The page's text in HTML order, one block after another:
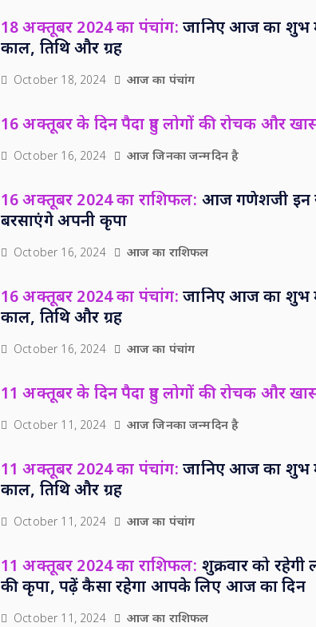
18 अक्तूबर 2024 का पंचांग: जानिए आज का शुभ
काल, तिथि और ग्रह
October 18, 2024 आज का पंचांग
16 अक्तूबर के दिन पैदा हुए लोगों की रोचक और
October 16, 2024 आज जिनका जन्मदिन है
16 अक्तूबर 2024 का राशिफल: आज गणेशजी इन
बरसाएंगे अपनी कृपा
October 16, 2024 आज का राशिफल
16 अक्तूबर 2024 का पंचांग: जानिए आज का शुभ
काल, तिथि और ग्रह
October 16, 2024 आज का पंचांग
11 अक्तूबर के दिन पैदा हुए लोगों की रोचक और
October 11, 2024 आज जिनका जन्मदिन है
11 अक्तूबर 2024 का पंचांग: जानिए आज का शुभ
काल, तिथि और ग्रह
October 11, 2024 आज का पंचांग
11 अक्तूबर 2024 का राशिफल: शुक्रवार को रहेगी
की कृपा, पढ़ें कैसा रहेगा आपके लिए आज का दिन
October 11, 2024 आज का राशिफल